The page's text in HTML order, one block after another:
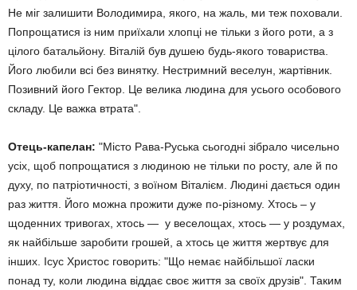
Не міг залишити Володимира, якого, на жаль, ми теж поховали.
Попрощатися із ним приїхали хлопці не тільки з його роти, а з
цілого батальйону. Віталій був душею будь-якого товариства.
Його любили всі без винятку. Нестримний веселун, жартівник.
Позивний його Гектор. Це велика людина для усього особового
складу. Це важка втрата".
Отець-капелан: "Місто Рава-Руська сьогодні зібрало чисельно
усіх, щоб попрощатися з людиною не тільки по росту, але й по
духу, по патріотичності, з воїном Віталієм. Людині дається один
раз життя. Його можна прожити дуже по-різному. Хтось – у
щоденних тривогах, хтось — у веселощах, хтось — у роздумах,
як найбільше заробити грошей, а хтось це життя жертвує для
інших. Ісус Христос говорить: "Що немає найбільшої ласки
понад ту, коли людина віддає своє життя за своїх друзів". Таким